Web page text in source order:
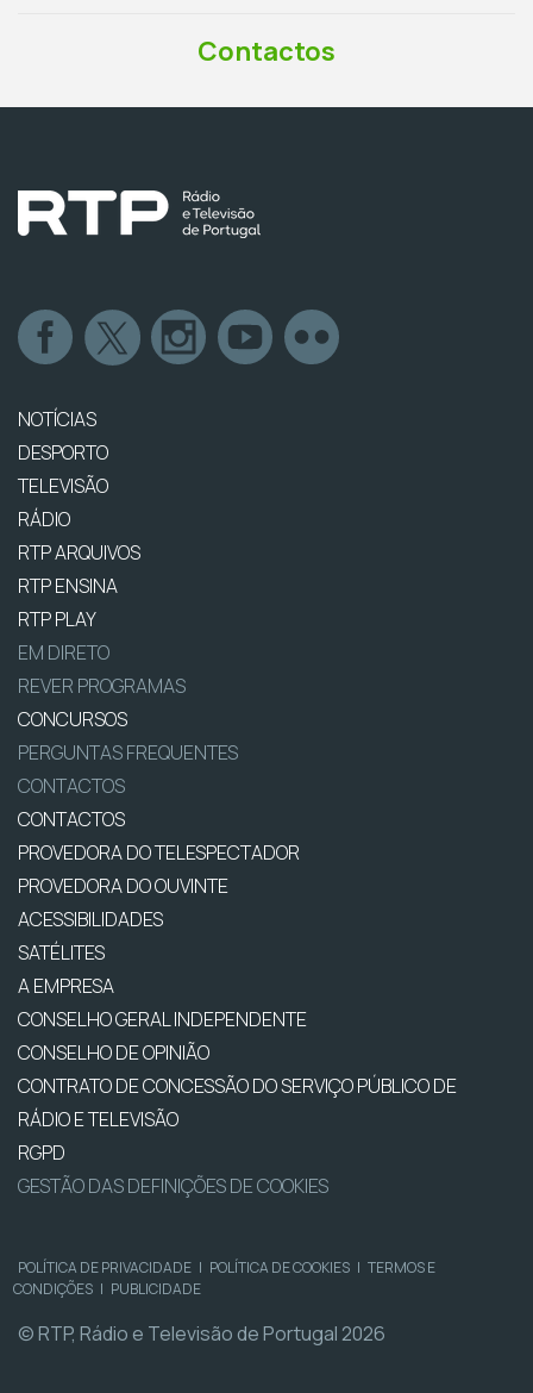
Contactos
NOTÍCIAS
DESPORTO
TELEVISÃO
RÁDIO
RTP ARQUIVOS
RTP ENSINA
RTP PLAY
EM DIRETO
REVER PROGRAMAS
CONCURSOS
PERGUNTAS FREQUENTES
CONTACTOS
CONTACTOS
PROVEDORA DO TELESPECTADOR
PROVEDORA DO OUVINTE
ACESSIBILIDADES
SATÉLITES
A EMPRESA
CONSELHO GERAL INDEPENDENTE
CONSELHO DE OPINIÃO
CONTRATO DE CONCESSÃO DO SERVIÇO PÚBLICO DE
RÁDIO E TELEVISÃO
RGPD
GESTÃO DAS DEFINIÇÕES DE COOKIES
POLÍTICA DE PRIVACIDADE | POLÍTICA DE COOKIES | TERMOS E
CONDIÇÕES | PUBLICIDADE
© RTP, Rádio e Televisão de Portugal 2026